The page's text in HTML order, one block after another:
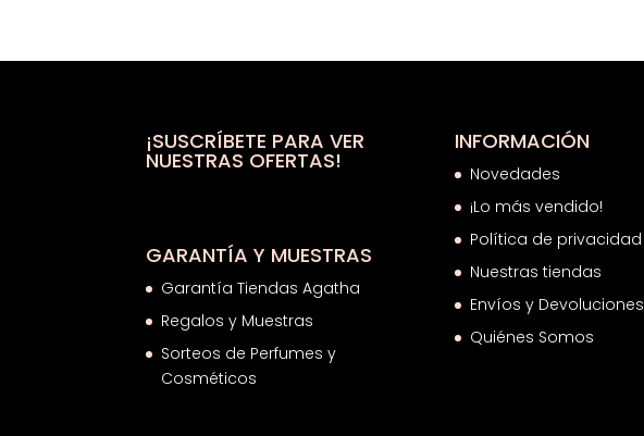
era:
¡SUSCRÍBETE PARA VER
NUESTRAS OFERTAS!
GARANTÍA Y MUESTRAS
Garantía Tiendas Agatha
Regalos y Muestras
Sorteos de Perfumes y
Cosméticos
INFORMACIÓN
Novedades
¡Lo más vendido!
Política de privacidad
Nuestras tiendas
Envíos y Devoluciones
Quiénes Somos